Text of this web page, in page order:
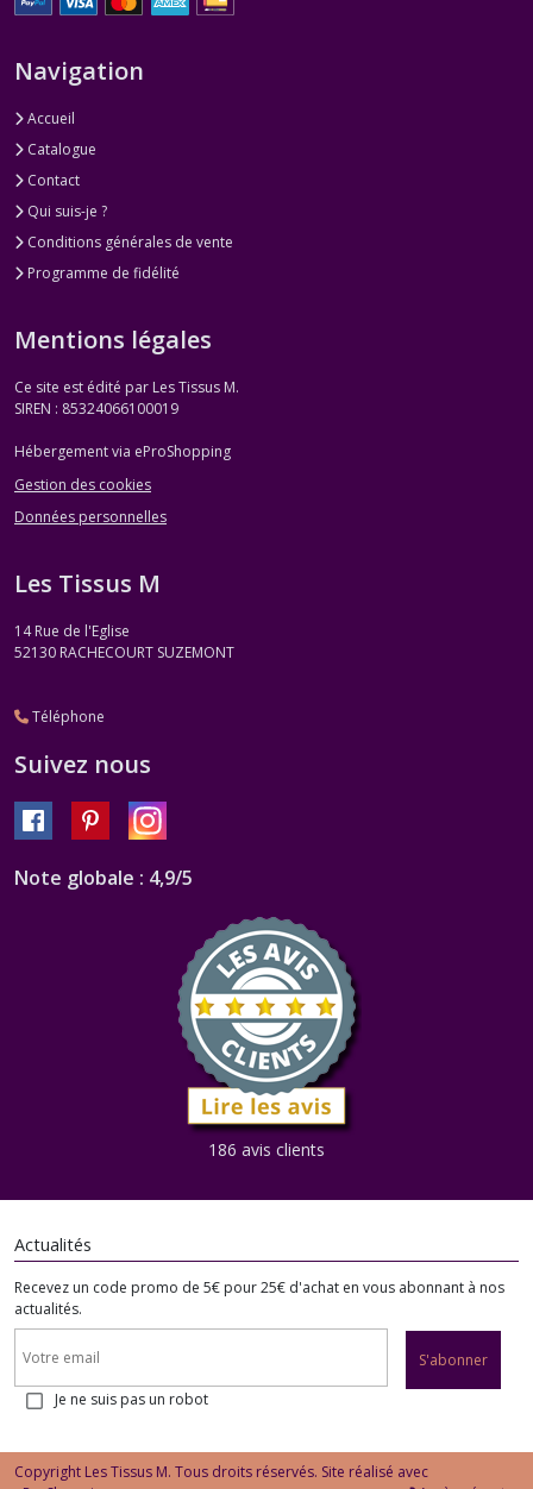
Navigation
Accueil
Catalogue
Contact
Qui suis-je ?
Conditions générales de vente
Programme de fidélité
Mentions légales
Ce site est édité par Les Tissus M.
SIREN : 85324066100019
Hébergement via eProShopping
Gestion des cookies
Données personnelles
Les Tissus M
14 Rue de l'Eglise
52130 RACHECOURT SUZEMONT
Téléphone
Suivez nous
Note globale : 4,9/5
186 avis clients
Actualités
Recevez un code promo de 5€ pour 25€ d'achat en vous abonnant à nos
actualités.
S'abonner
Je ne suis pas un robot
Copyright Les Tissus M. Tous droits réservés. Site réalisé avec